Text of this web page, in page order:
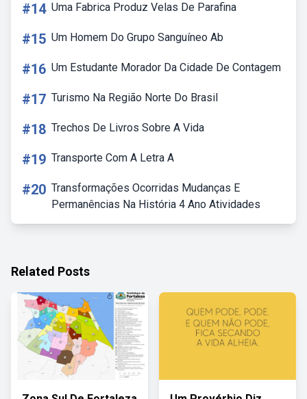
#14 Uma Fabrica Produz Velas De Parafina
#15 Um Homem Do Grupo Sanguíneo Ab
#16 Um Estudante Morador Da Cidade De Contagem
#17 Turismo Na Região Norte Do Brasil
#18 Trechos De Livros Sobre A Vida
#19 Transporte Com A Letra A
#20 Transformações Ocorridas Mudanças E
Permanências Na História 4 Ano Atividades
Related Posts